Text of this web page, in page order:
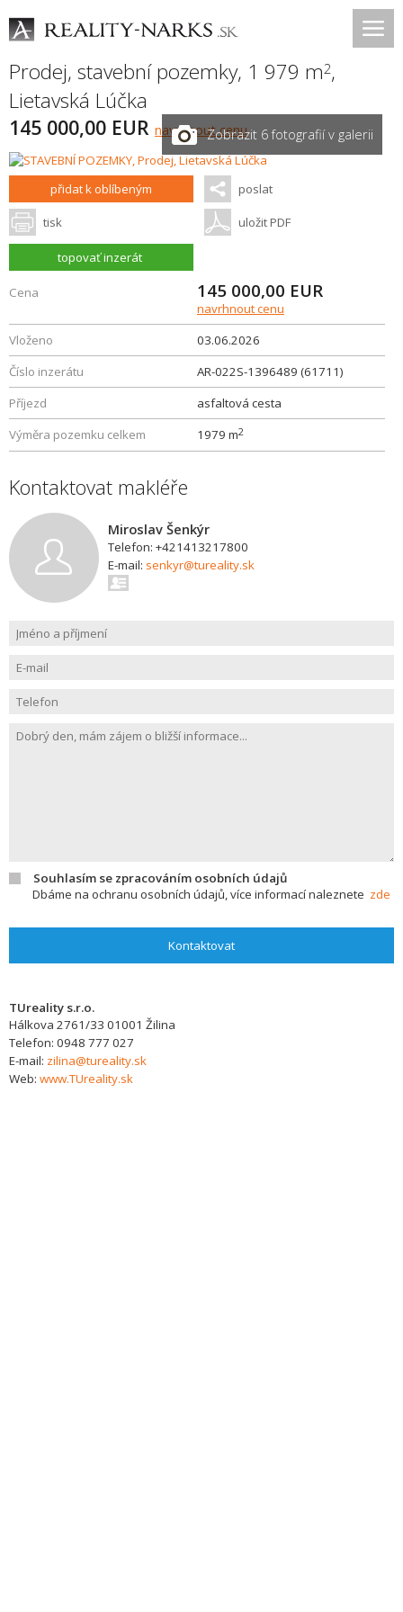
Prodej, stavební pozemky, 1 979 m2,
Lietavská Lúčka
145 000,00 EUR navrhnout cenuZobrazit 6 fotografií v galerii
přidat k oblíbeným poslat
tisk uložit PDF
topovať inzerát
Cena 145 000,00 EUR
navrhnout cenu
Vloženo
03.06.2026
Číslo inzerátu
AR-022S-1396489 (61711)
Příjezd
asfaltová cesta
Výměra pozemku celkem
1979 m2
Kontaktovat makléře
Miroslav Šenkýr
Telefon: +421413217800
E-mail: senkyr@tureality.sk
Souhlasím se zpracováním osobních údajů
Dbáme na ochranu osobních údajů, více informací naleznete zde
Kontaktovat
TUreality s.r.o.
Hálkova 2761/33 01001 Žilina
Telefon: 0948 777 027
E-mail: zilina@tureality.sk
Web: www.TUreality.sk